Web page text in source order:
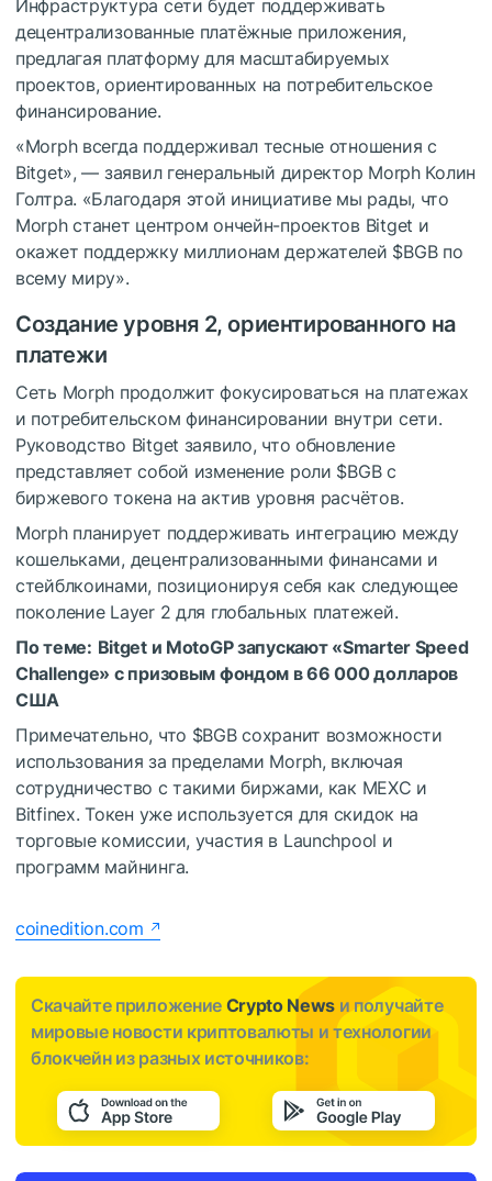
Инфраструктура сети будет поддерживать
децентрализованные платёжные приложения,
предлагая платформу для масштабируемых
проектов, ориентированных на потребительское
финансирование.
«Morph всегда поддерживал тесные отношения с
Bitget», — заявил генеральный директор Morph Колин
Голтра. «Благодаря этой инициативе мы рады, что
Morph станет центром ончейн-проектов Bitget и
окажет поддержку миллионам держателей $BGBпо
всему миру».
Создание уровня 2, ориентированного на
платежи
Сеть Morph продолжит фокусироваться на платежах
и потребительском финансировании внутри сети.
Руководство Bitget заявило, что обновление
представляет собой изменение роли $BGBс
биржевого токена на актив уровня расчётов.
Morph планирует поддерживать интеграцию между
кошельками, децентрализованными финансами и
стейблкоинами, позиционируя себя как следующее
поколение Layer 2 для глобальных платежей.
По теме: Bitget и MotoGP запускают «Smarter Speed ​​
Challenge» с призовым фондом в 66 000 долларов
США
Примечательно, что $BGBсохранит возможности
использования за пределами Morph, включая
сотрудничество с такими биржами, как MEXC и
Bitfinex. Токен уже используется для скидок на
торговые комиссии, участия в Launchpool и
программ майнинга.
coinedition.com
Скачайте приложение Crypto News и получайте
мировые новости криптовалюты и технологии
блокчейн из разных источников: